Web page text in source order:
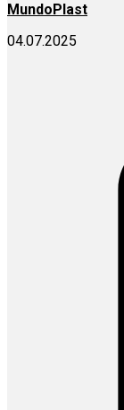
MundoPlast
04.07.2025